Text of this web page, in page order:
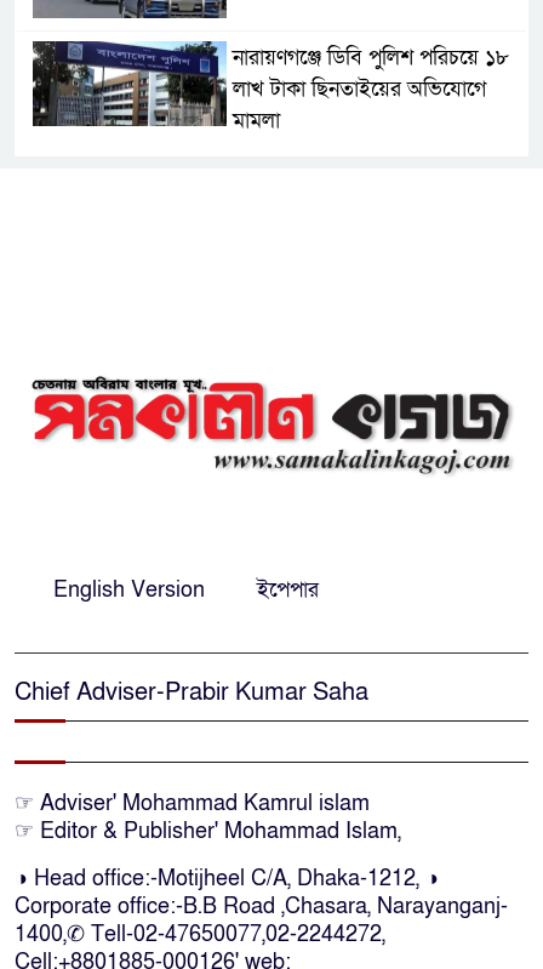
নারায়ণগঞ্জে ডিবি পুলিশ পরিচয়ে ১৮
লাখ টাকা ছিনতাইয়ের অভিযোগে
মামলা
সোনারগাঁয়ের জলাবদ্ধতা নিরসনে দ্রুত
পদক্ষেপের নির্দেশ: বিভাগীয়
মৃত্যু, শরীরে নির্যাতনের চিহ্ন প্রস্ফুটিত
প্রাণনাশের আশঙ্কা থাকলেও ডিসেম্বরের
মধ্যেই বাংলাদেশে ফিরতে চান শেখ
হাসিনা
অ্যারেস্ট’ নয়, হাইকোর্টের আদেশ
স্থগিত
দক্ষিণ আফ্রিকায় অগ্নিকান্ডে নিহতদের
লাশ আনা’সহ পূর্ণ সহায়তার আশ্বাস
English Version ইপেপার
Chief Adviser-Prabir Kumar Saha
☞ Adviser' Mohammad Kamrul islam
☞ Editor & Publisher' Mohammad Islam,
◑ Head office:-Motijheel C/A, Dhaka-1212, ◑
Corporate office:-B.B Road ,Chasara, Narayanganj-
1400,✆ Tell-02-47650077,02-2244272,
Cell:+8801885-000126' web: